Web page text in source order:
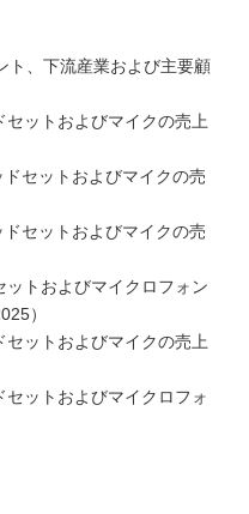
ト、下流産業および主要顧
ットおよびマイクの売上
セットおよびマイクの売
セットおよびマイクの売
トおよびマイクロフォン
）
ットおよびマイクの売上
ットおよびマイクロフォ